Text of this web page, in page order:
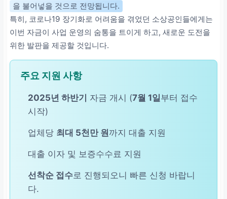
을 불어넣을 것으로 전망됩니다.
특히, 코로나19 장기화로 어려움을 겪었던 소상공인들에게는
이번 자금이 사업 운영의 숨통을 트이게 하고, 새로운 도전을
위한 발판을 제공할 것입니다.
주요 지원 사항
2025년 하반기 자금 개시 (7월 1일부터 접수
시작)
업체당 최대 5천만 원까지 대출 지원
대출 이자 및 보증수수료 지원
선착순 접수로 진행되오니 빠른 신청 바랍니
다.